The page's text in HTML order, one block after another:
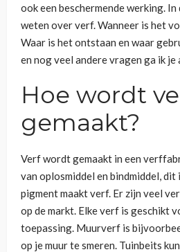
ook een beschermende werking.
weten over verf. Wanneer is het
Waar is het ontstaan en waar
en nog veel andere vragen ga ik
Hoe wordt
gemaakt?
Verf wordt gemaakt in een
van oplosmiddel en bindmiddel, dit
pigment maakt verf. Er zijn veel
op de markt. Elke verf is geschikt
toepassing. Muurverf is
op je muur te smeren. Tuinbeits